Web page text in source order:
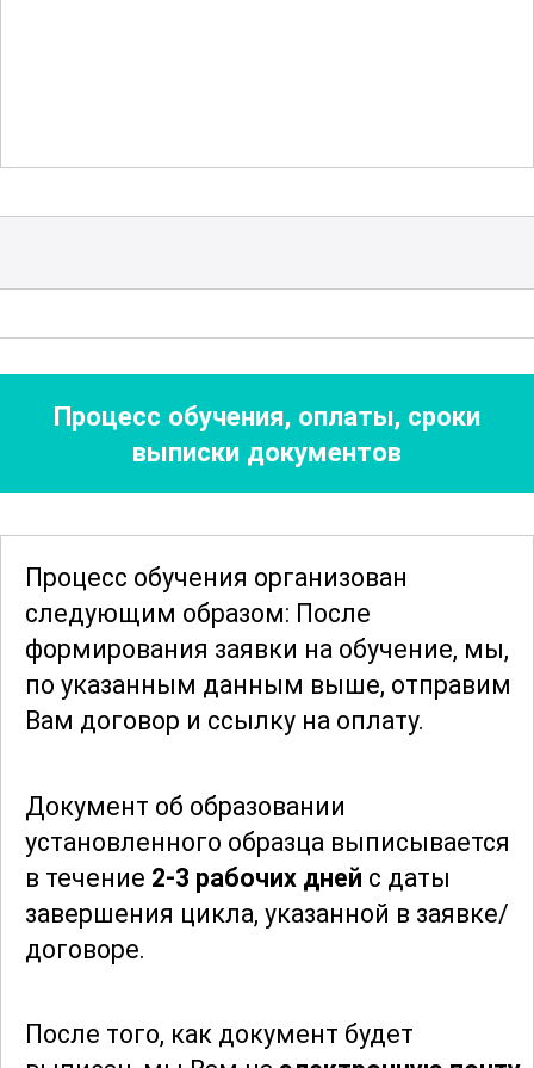
Одним из ключевых аспектов курса
рассмотрят различные методики,
применяемые на производственных
предприятиях, а также ознакомятся с
передовыми технологиями, которые
позволяют оптимизировать
повысить их эффективность.
В процессе обучения большое
внимание уделяется вопросам
безопасности при работе с
химическими веществами. Участники
предосторожности, которые
необходимо соблюдать при работе с
сульфатами, что поможет им
минимизировать риски и обеспечивать
безопасность на рабочем месте.
Кроме того, участники курса смогут
Процесс обучения, оплаты, сроки
выписки документов
Процесс обучения организован
следующим образом: После
формирования заявки на обучение, мы,
по указанным данным выше, отправим
Вам договор и ссылку на оплату.
Документ об образовании
установленного образца выписывается
в течение 2-3 рабочих дней с даты
завершения цикла, указанной в заявке/
договоре.
После того, как документ будет